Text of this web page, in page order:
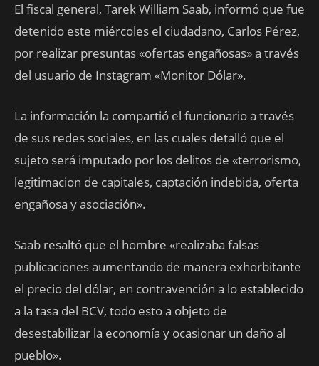
El fiscal general, Tarek William Saab, informó que fue
detenido este miércoles el ciudadano, Carlos Pérez,
por realizar presuntas «ofertas engañosas» a través
del usuario de Instagram «Monitor Dólar».
La información la compartió el funcionario a través
de sus redes sociales, en las cuales detalló que el
sujeto será imputado por los delitos de «terrorismo,
legitimacion de capitales, captación indebida, oferta
engañosa y asociación».
Saab resaltó que el hombre «realizaba falsas
publicaciones aumentando de manera exhorbitante
el precio del dólar, en contravención a lo establecido
a la tasa del BCV, todo esto a objeto de
desestabilizar la economía y ocasionar un daño al
pueblo».